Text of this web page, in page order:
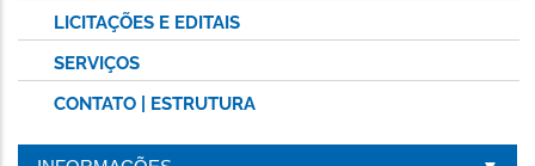
LICITAÇÕES E EDITAIS
SERVIÇOS
CONTATO | ESTRUTURA